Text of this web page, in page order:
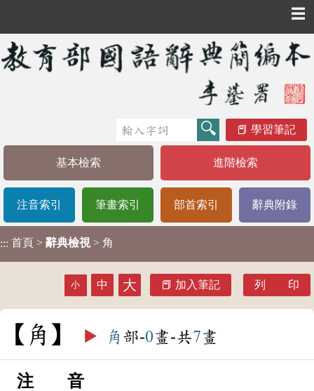
☰
學習筆記
基本檢索 進階檢索
注音索引 筆畫索引 部首索引 辭典附錄
::: 首頁 > 辭典檢視 > 角
小 中 大 加入筆記 列 印
角 ▶️ 角 部-0畫-共7畫
注 音